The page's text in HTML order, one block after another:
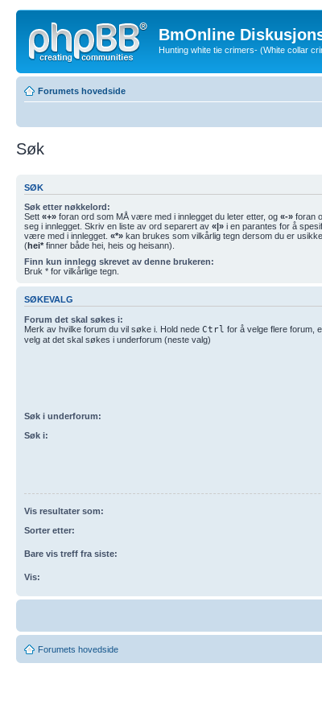
BmOnline
Hunting white tie crimers- (White collar
Forumets hovedside
Søk
SØK
Søk etter nøkkelord:
Sett «+» foran ord som MÅ være med i innlegget du leter etter, og «-» foran
seg i innlegget. Skriv en liste av ord separert av «|» i en parantes for å
være med i innlegget. «*» kan brukes som vilkårlig tegn dersom du er
(hei* finner både hei, heis og heisann).
Finn kun innlegg skrevet av denne brukeren:
Bruk * for vilkårlige tegn.
SØKEVALG
Forum det skal søkes i:
Merk av hvilke forum du vil søke i. Hold nede Ctrl for å velge flere forum,
velg at det skal søkes i underforum (neste valg)
Søk i underforum:
Søk i:
Vis resultater som:
Sorter etter:
Bare vis treff fra siste:
Vis:
Forumets hovedside